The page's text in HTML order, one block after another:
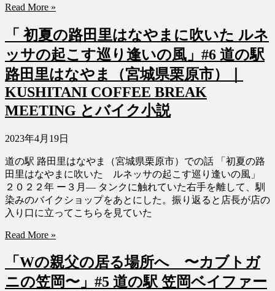
Read More »
「 初夏の路田里はなやまに吹いた ルネ
ッサの起こす巡り逢いの風」#6 道の駅
路田里はなやま（宮城県栗原市）｜
KUSHITANI COFFEE BREAK
MEETING とバイク小説
2023年4月19日
道の駅 路田里はなやま（宮城県栗原市）での話 「初夏の路
田里はなやまに吹いた ルネッサの起こす巡り逢いの風」
２０２２年 ー３月― タンクに触れていた右手を離して、馴
染みのバイクショップをあとにした。振り返ると店長が店の
入り口に立ってこちらを見ていた
Read More »
「Wの親父の居る場所へ 〜カブトガ
ニの笠岡〜」#5 道の駅 笠岡ベイファー